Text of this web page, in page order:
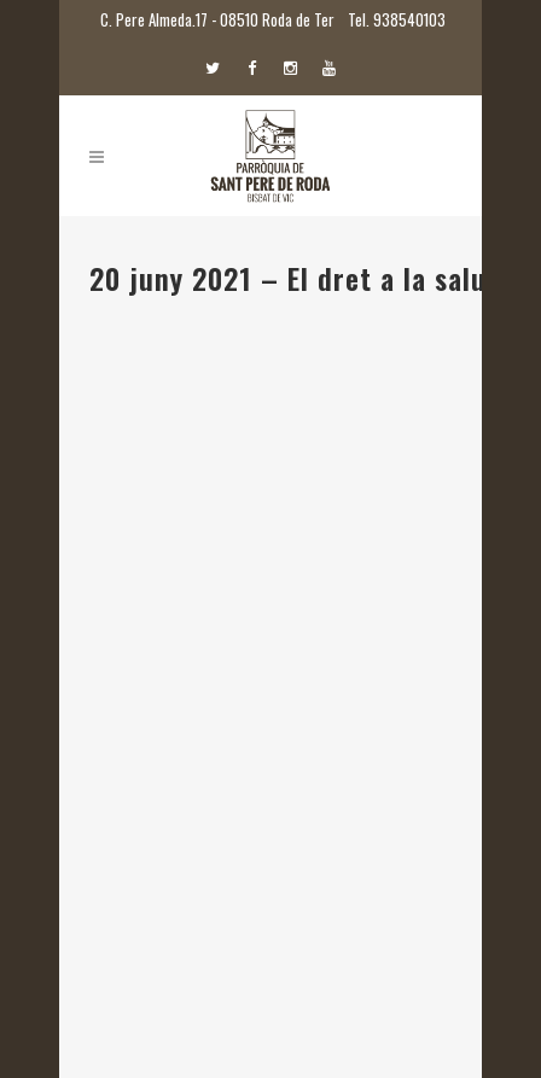
C. Pere Almeda.17 - 08510 Roda de Ter Tel. 938540103
20 juny 2021 – El dret a la salut i